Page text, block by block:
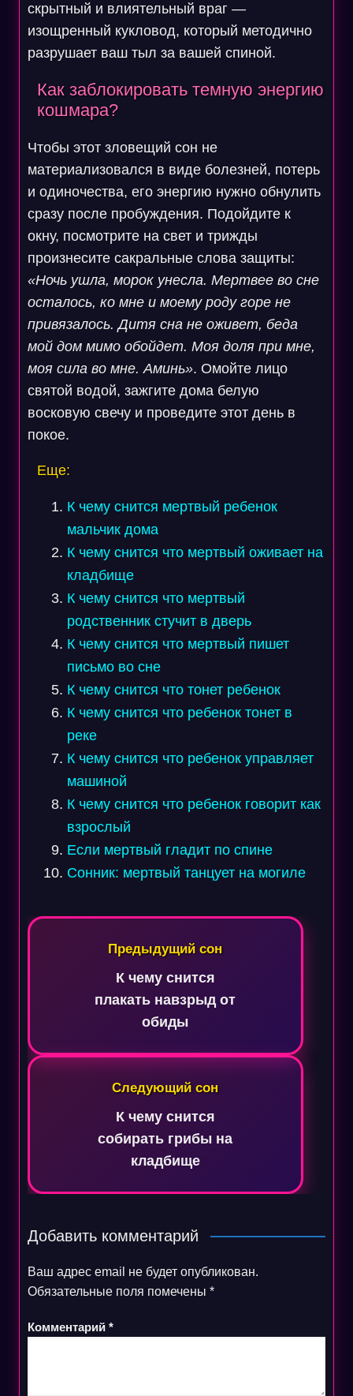
скрытный и влиятельный враг —
изощренный кукловод, который методично
разрушает ваш тыл за вашей спиной.
Как заблокировать темную энергию
кошмара?
Чтобы этот зловещий сон не
материализовался в виде болезней, потерь
и одиночества, его энергию нужно обнулить
сразу после пробуждения. Подойдите к
окну, посмотрите на свет и трижды
произнесите сакральные слова защиты:
«Ночь ушла, морок унесла. Мертвее во сне
осталось, ко мне и моему роду горе не
привязалось. Дитя сна не оживет, беда
мой дом мимо обойдет. Моя доля при мне,
моя сила во мне. Аминь». Омойте лицо
святой водой, зажгите дома белую
восковую свечу и проведите этот день в
покое.
Еще:
К чему снится мертвый ребенок
мальчик дома
К чему снится что мертвый оживает на
кладбище
К чему снится что мертвый
родственник стучит в дверь
К чему снится что мертвый пишет
письмо во сне
К чему снится что тонет ребенок
К чему снится что ребенок тонет в
реке
К чему снится что ребенок управляет
машиной
К чему снится что ребенок говорит как
взрослый
Если мертвый гладит по спине
Сонник: мертвый танцует на могиле
Навигация
Предыдущий сон
К чему снится
плакать навзрыд от
обиды
Следующий сон
К чему снится
собирать грибы на
кладбище
Добавить комментарий
Ваш адрес email не будет опубликован.
Обязательные поля помечены *
Комментарий *